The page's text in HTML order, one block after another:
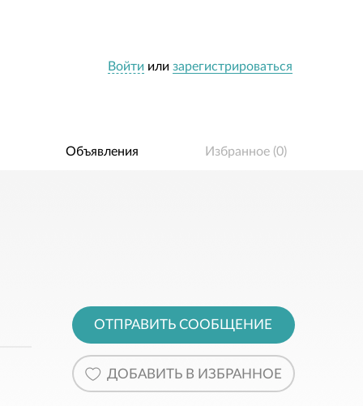
Войти или зарегистрироваться
Объявления Избранное (0)
ОТПРАВИТЬ СООБЩЕНИЕ
ДОБАВИТЬ В ИЗБРАННОЕ